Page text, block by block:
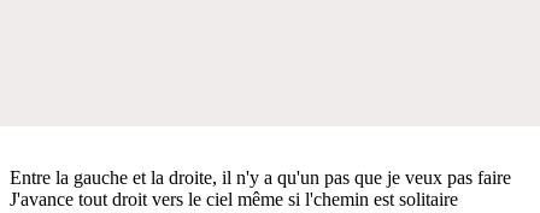
Entre la gauche et la droite, il n'y a qu'un pas que je veux pas faire
J'avance tout droit vers le ciel même si l'chemin est solitaire